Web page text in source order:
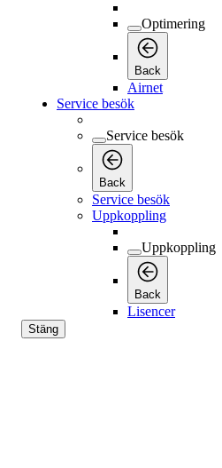
Optimering
Back
Airnet
Service besök
Service besök
Back
Service besök
Uppkoppling
Uppkoppling
Back
Lisencer
Stäng